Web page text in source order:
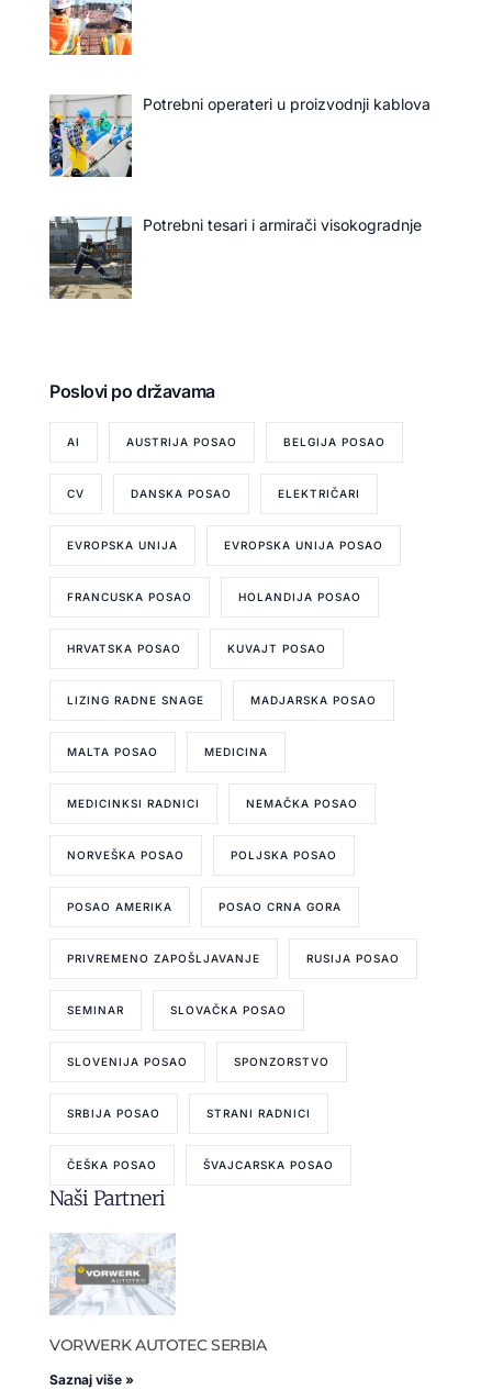
Potrebni operateri u proizvodnji kablova
Potrebni tesari i armirači visokogradnje
Poslovi po državama
AI AUSTRIJA POSAO BELGIJA POSAO
CV DANSKA POSAO ELEKTRIČARI
EVROPSKA UNIJA EVROPSKA UNIJA POSAO
FRANCUSKA POSAO HOLANDIJA POSAO
HRVATSKA POSAO KUVAJT POSAO
LIZING RADNE SNAGE MADJARSKA POSAO
MALTA POSAO MEDICINA
MEDICINKSI RADNICI NEMAČKA POSAO
NORVEŠKA POSAO POLJSKA POSAO
POSAO AMERIKA POSAO CRNA GORA
PRIVREMENO ZAPOŠLJAVANJE RUSIJA POSAO
SEMINAR SLOVAČKA POSAO
SLOVENIJA POSAO SPONZORSTVO
SRBIJA POSAO STRANI RADNICI
ČEŠKA POSAO ŠVAJCARSKA POSAO
Naši Partneri
VORWERK AUTOTEC SERBIA
Saznaj više »